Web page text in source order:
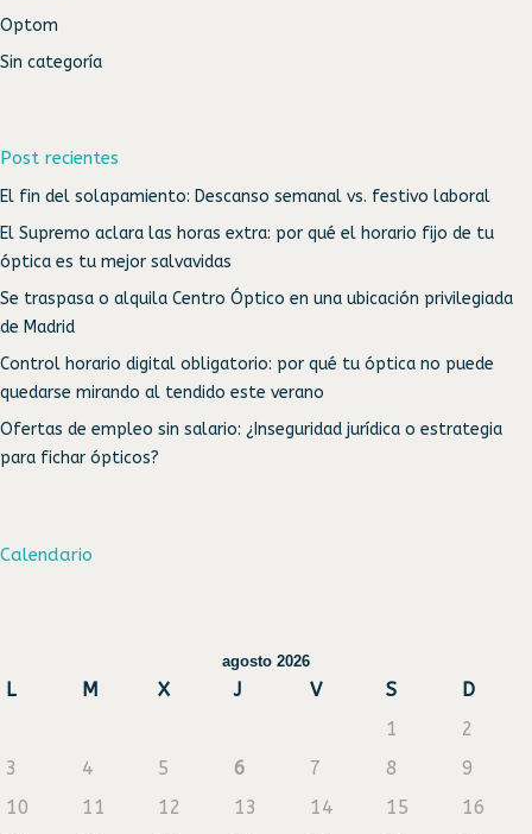
Optom
Sin categoría
Post recientes
El fin del solapamiento: Descanso semanal vs. festivo laboral
El Supremo aclara las horas extra: por qué el horario fijo de tu
óptica es tu mejor salvavidas
Se traspasa o alquila Centro Óptico en una ubicación privilegiada
de Madrid
Control horario digital obligatorio: por qué tu óptica no puede
quedarse mirando al tendido este verano
Ofertas de empleo sin salario: ¿Inseguridad jurídica o estrategia
para fichar ópticos?
Calendario
agosto 2026
L M X J V S
D
1
2
3
4 5 6 7 8
9
10
11 12 13 14 15
16